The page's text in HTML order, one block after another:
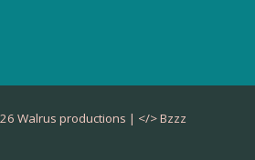
Walrus productions | </>Bzzz